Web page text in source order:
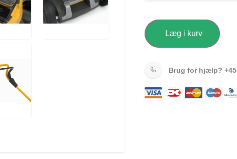
Læg i kurv
Brug for hjælp?